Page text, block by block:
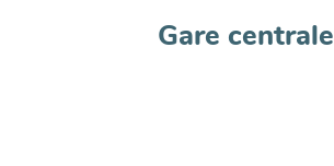
Gare centrale